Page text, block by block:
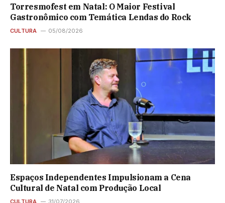
Torresmofest em Natal: O Maior Festival
Gastronômico com Temática Lendas do Rock
CULTURA 05/08/2026
Espaços Independentes Impulsionam a Cena
Cultural de Natal com Produção Local
CULTURA 31/07/2026